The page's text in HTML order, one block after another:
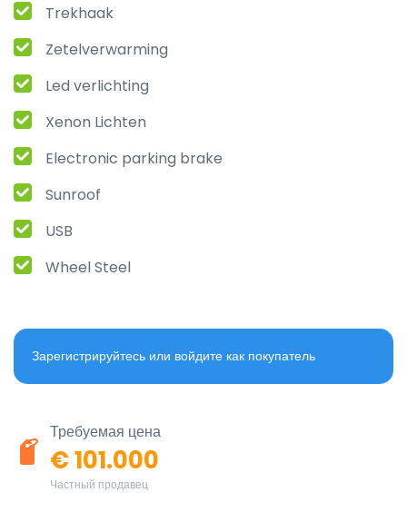
Trekhaak
Zetelverwarming
Led verlichting
Xenon Lichten
Electronic parking brake
Sunroof
USB
Wheel Steel
Зарегистрируйтесь или войдите как покупатель
Требуемая цена
€ 101.000
Частный продавец